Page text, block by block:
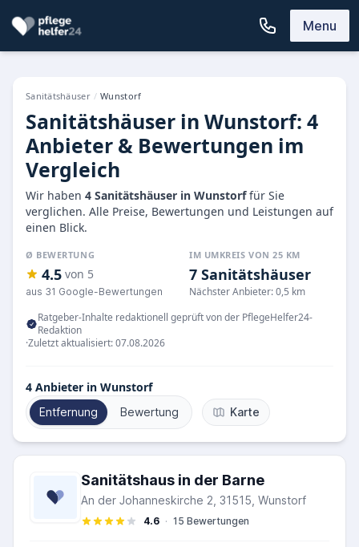
Menu
Sanitätshäuser / Wunstorf
Sanitätshäuser in Wunstorf: 4
Anbieter & Bewertungen im
Vergleich
Wir haben 4 Sanitätshäuser in Wunstorffür Sie
verglichen. Alle Preise, Bewertungen und Leistungen auf
einen Blick.
Ø BEWERTUNG
4.5 von 5
aus 31 Google-Bewertungen
IM UMKREIS VON 25 KM
7 Sanitätshäuser
Nächster Anbieter: 0,5 km
Ratgeber-Inhalte redaktionell geprüft von der PflegeHelfer24-
Redaktion
·Zuletzt aktualisiert: 07.08.2026
4 Anbieter in Wunstorf
Entfernung Bewertung Karte
Sanitätshaus in der Barne
An der Johanneskirche 2, 31515, Wunstorf
4.6 · 15 Bewertungen